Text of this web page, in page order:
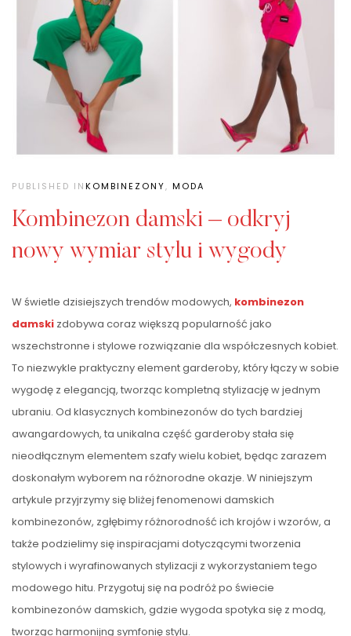
PUBLISHED INKOMBINEZONY, MODA
Kombinezon damski – odkryj
nowy wymiar stylu i wygody
W świetle dzisiejszych trendów modowych, kombinezon
damski zdobywa coraz większą popularność jako
wszechstronne i stylowe rozwiązanie dla współczesnych kobiet.
To niezwykle praktyczny element garderoby, który łączy w sobie
wygodę z elegancją, tworząc kompletną stylizację w jednym
ubraniu. Od klasycznych kombinezonów do tych bardziej
awangardowych, ta unikalna część garderoby stała się
nieodłącznym elementem szafy wielu kobiet, będąc zarazem
doskonałym wyborem na różnorodne okazje. W niniejszym
artykule przyjrzymy się bliżej fenomenowi damskich
kombinezonów, zgłębimy różnorodność ich krojów i wzorów, a
także podzielimy się inspiracjami dotyczącymi tworzenia
stylowych i wyrafinowanych stylizacji z wykorzystaniem tego
modowego hitu. Przygotuj się na podróż po świecie
kombinezonów damskich, gdzie wygoda spotyka się z modą,
tworząc harmonijną symfonię stylu.